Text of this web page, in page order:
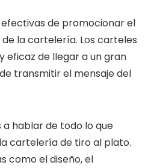
de promocionar el
la cartelería. Los carteles
eficaz de llegar a un gran
transmitir el mensaje del
hablar de todo lo que
cartelería de tiro al plato.
como el diseño, el